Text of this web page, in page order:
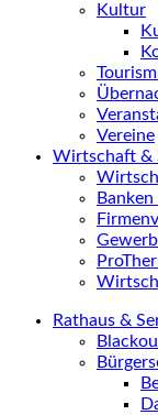
Kultur
Vereine
Wirtschaft &
Rathaus &